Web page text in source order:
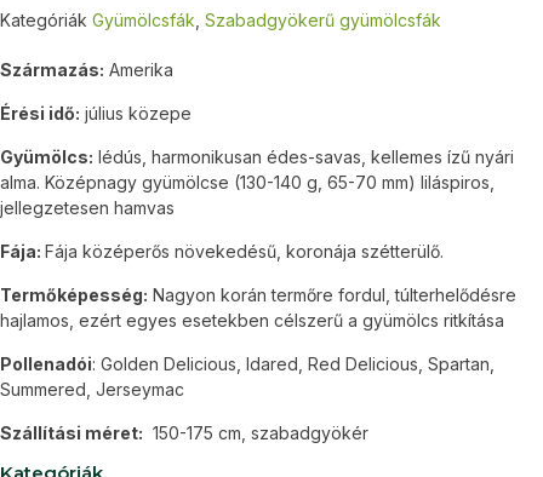
Kategóriák Gyümölcsfák Szabadgyökerű gyümölcsfák
Származás: Amerika
Érési idő: július közepe
Gyümölcs: lédús, harmonikusan édes-savas, kellemes ízű nyári
alma. Középnagy gyümölcse (130-140 g, 65-70 mm) liláspiros,
jellegzetesen hamvas
Fája: Fája középerős növekedésű, koronája szétterülő.
Termőképesség: Nagyon korán termőre fordul, túlterhelődésre
hajlamos, ezért egyes esetekben célszerű a gyümölcs ritkítása
Pollenadói: Golden Delicious, Idared, Red Delicious, Spartan,
Summered, Jerseymac
Szállítási méret: 150-175 cm, szabadgyökér